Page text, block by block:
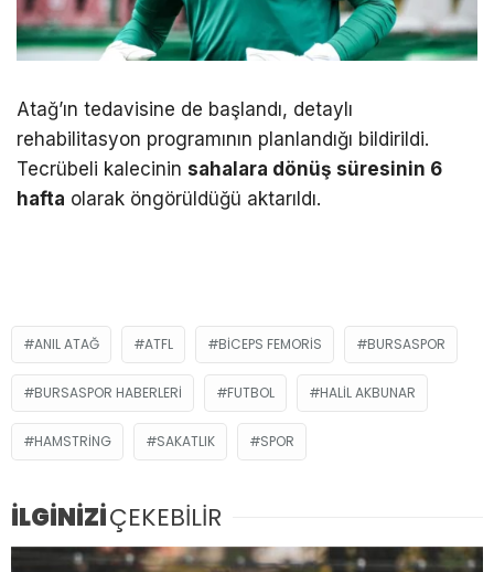
Atağ’ın tedavisine de başlandı, detaylı
rehabilitasyon programının planlandığı bildirildi.
Tecrübeli kalecinin sahalara dönüş süresinin 6
hafta olarak öngörüldüğü aktarıldı.
ANIL ATAĞ ATFL BICEPS FEMORIS BURSASPOR
BURSASPOR HABERLERI FUTBOL HALIL AKBUNAR
HAMSTRING SAKATLIK SPOR
İLGİNİZİÇEKEBİLİR